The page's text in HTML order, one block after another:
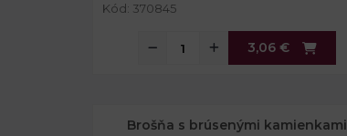
Kód: 370845
3,06 €
Brošňa s brúsenými kamienkami